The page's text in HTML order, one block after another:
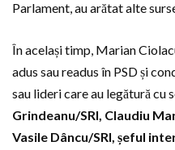
Parlament, au arătat alte
În același timp, Marian
adus sau readus în PSD și
sau lideri care au legătură cu
Grindeanu/SRI, Claudiu
Vasile Dâncu/SRI, șeful